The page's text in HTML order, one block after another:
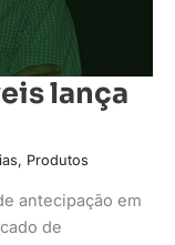
lança
, Produtos
antecipação em
de